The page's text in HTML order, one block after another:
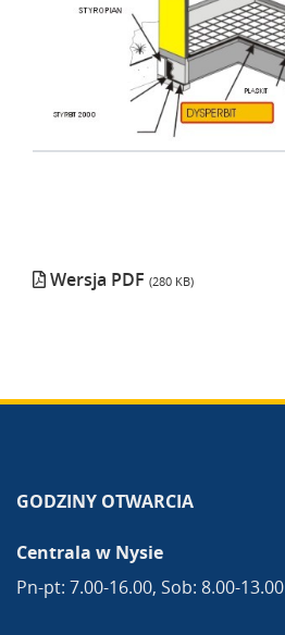
Wersja PDF (280 KB)
GODZINY OTWARCIA
Centrala w Nysie
Pn-pt: 7.00-16.00, Sob: 8.00-13.00